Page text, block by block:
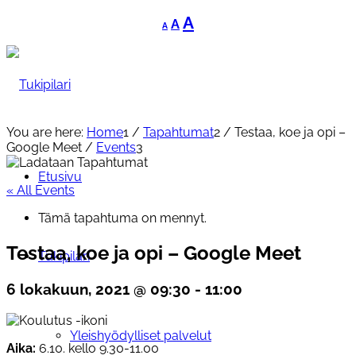
A
Decrease
font
A Reset
font
AIncrease
Etusivu
Tukipilari
Yleishyödylliset palvelut
You are here: Home1 / Tapahtumat2 / Testaa, koe ja opi –
Google Meet / Events3
« All Events
Tämä tapahtuma on mennyt.
Testaa, koe ja opi – Google Meet
6 lokakuun, 2021 @ 09:30 - 11:00
Aika: 6.10. kello 9.30-11.00